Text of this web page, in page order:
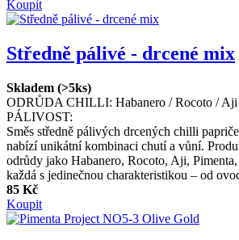
Koupit
Středně pálivé - drcené mix
Skladem (>5ks)
ODRŮDA CHILLI: Habanero / Rocoto / Aji
PÁLIVOST:
Směs středně pálivých drcených chilli
nabízí unikátní kombinaci chutí a vůní.
odrůdy jako Habanero, Rocoto, Aji, Pimenta,
každá s jedinečnou charakteristikou – od
85 Kč
Koupit